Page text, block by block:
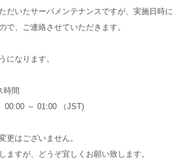
だいたサーバメンテナンスですが、実施日時に
で、ご連絡させていただきます。
になります。
時間
00:00 ～ 01:00 （JST)
更はございません。
ますが、どうぞ宜しくお願い致します。